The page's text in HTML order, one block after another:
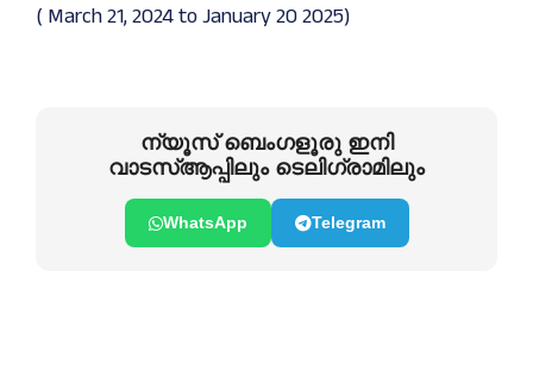
( March 21, 2024 to January 20 2025)
ന്യൂസ് ബെംഗളൂരു ഇനി
വാടസ്ആപ്പിലും ടെലിഗ്രാമിലും
WhatsApp Telegram